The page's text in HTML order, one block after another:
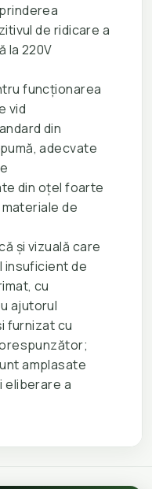
de ridicare a
la 220V
funcționarea
vid
din
adecvate
din oțel foarte
de
și vizuală care
insuficient de
cu
ajutorul
furnizat cu
amplasate
eliberare a